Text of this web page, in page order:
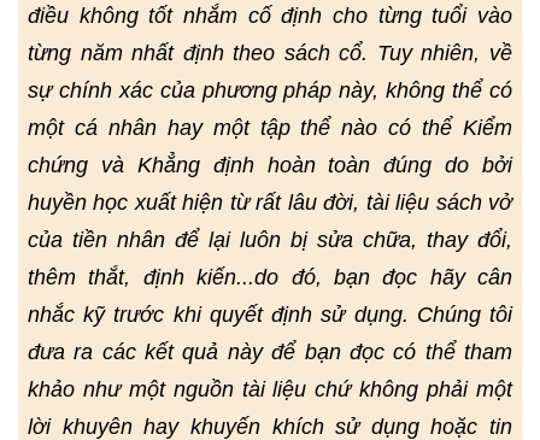
điều không tốt nhắm cố định cho từng tuổi vào
từng năm nhất định theo sách cổ. Tuy nhiên, về
sự chính xác của phương pháp này, không thể có
một cá nhân hay một tập thể nào có thể Kiểm
chứng và Khẳng định hoàn toàn đúng do bởi
huyền học xuất hiện từ rất lâu đời, tài liệu sách vở
của tiền nhân để lại luôn bị sửa chữa, thay đổi,
thêm thắt, định kiến...do đó, bạn đọc hãy cân
nhắc kỹ trước khi quyết định sử dụng. Chúng tôi
đưa ra các kết quả này để bạn đọc có thể tham
khảo như một nguồn tài liệu chứ không phải một
lời khuyên hay khuyến khích sử dụng hoặc tin